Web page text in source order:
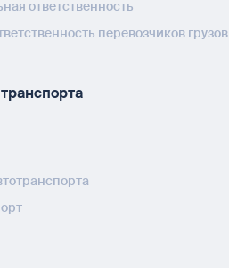
ответственность
перевозчиков грузов